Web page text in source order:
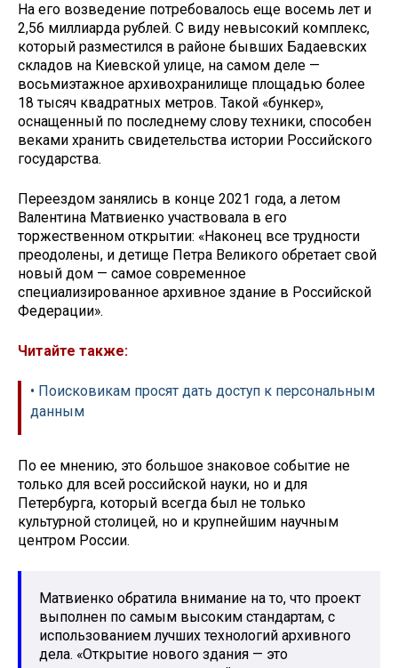
На его возведение потребовалось еще восемь лет и
2,56 миллиарда рублей. С виду невысокий комплекс,
который разместился в районе бывших Бадаевских
складов на Киевской улице, на самом деле —
восьмиэтажное архивохранилище площадью более
18 тысяч квадратных метров. Такой «бункер»,
оснащенный по последнему слову техники, способен
веками хранить свидетельства истории Российского
государства.
Переездом занялись в конце 2021 года, а летом
Валентина Матвиенко участвовала в его
торжественном открытии: «Наконец все трудности
преодолены, и детище Петра Великого обретает свой
новый дом — самое современное
специализированное архивное здание в Российской
Федерации».
Читайте также:
• Поисковикам просят дать доступ к персональным
данным
По ее мнению, это большое знаковое событие не
только для всей российской науки, но и для
Петербурга, который всегда был не только
культурной столицей, но и крупнейшим научным
центром России.
Матвиенко обратила внимание на то, что проект
выполнен по самым высоким стандартам, с
использованием лучших технологий архивного
дела. «Открытие нового здания — это